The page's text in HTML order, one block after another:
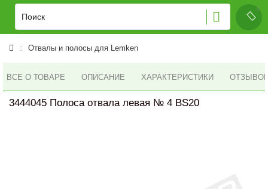
Отвалы и полосы для Lemken
ВСЕ О ТОВАРЕ ОПИСАНИЕ ХАРАКТЕРИСТИКИ ОТЗЫВОВ
3444045 Полоса отвала левая № 4 BS20